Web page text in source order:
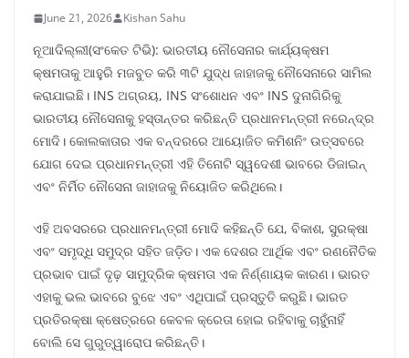
June 21, 2026 Kishan Sahu
ନୂଆଦିଲ୍ଲୀ(ସଂକେତ ଟିଭି): ଭାରତୀୟ ନୌସେନାର କାର୍ଯ୍ୟକ୍ଷମ
କ୍ଷମତାକୁ ଆହୁରି ମଜବୁତ କରି ୩ଟି ଯୁଦ୍ଧ ଜାହାଜକୁ ନୌସେନାରେ ସାମିଲ
କରାଯାଇଛି। INS ଅଗ୍ରୟ, INS ସଂଶୋଧନ ଏବଂ INS ଦୁନାଗିରିକୁ
ଭାରତୀୟ ନୌସେନାକୁ ହସ୍ତାନ୍ତର କରିଛନ୍ତି ପ୍ରଧାନମନ୍ତ୍ରୀ ନରେନ୍ଦ୍ର
ମୋଦି। କୋଲକାତାର ଏକ ବନ୍ଦରରେ ଆୟୋଜିତ କମିଶନିଂ ଉତ୍ସବରେ
ଯୋଗ ଦେଇ ପ୍ରଧାନମନ୍ତ୍ରୀ ଏହି ତିନୋଟି ସ୍ୱଦେଶୀ ଭାବରେ ଡିଜାଇନ୍
ଏବଂ ନିର୍ମିତ ନୌସେନା ଜାହାଜକୁ ନିୟୋଜିତ କରିଥିଲେ।
ଏହି ଅବସରରେ ପ୍ରଧାନମନ୍ତ୍ରୀ ମୋଦି କହିଛନ୍ତି ଯେ, ବିକାଶ, ସୁରକ୍ଷା
ଏବଂ ସମୃଦ୍ଧି ସମୁଦ୍ର ସହିତ ଜଡ଼ିତ। ଏକ ଦେଶର ଆର୍ଥିକ ଏବଂ ରଣନୈତିକ
ପ୍ରଭାବ ପାଇଁ ଦୃଢ଼ ସାମୁଦ୍ରିକ କ୍ଷମତା ଏକ ନିର୍ଣ୍ଣାୟକ କାରଣ। ଭାରତ
ଏହାକୁ ଭଲ ଭାବରେ ବୁଝେ ଏବଂ ଏଥିପାଇଁ ପ୍ରସ୍ତୁତି କରୁଛି। ଭାରତ
ପ୍ରତିରକ୍ଷା କ୍ଷେତ୍ରରେ କେବଳ କ୍ରେତା ହୋଇ ରହିବାକୁ ଚାହୁଁନାହିଁ
ବୋଲି ସେ ଗୁରୁତ୍ୱାରୋପ କରିଛନ୍ତି।